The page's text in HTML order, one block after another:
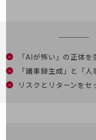
業務効率化
災害対策
「AIが怖い」の正体を
「議事録生成」と「
リスクとリターンをセ